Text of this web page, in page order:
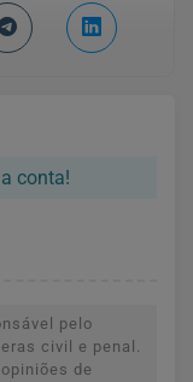
conta!
pelo
civil e penal.
de